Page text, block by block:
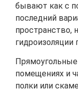
бывают как с
последний
пространство,
гидроизоляции
помещениях и
полки или